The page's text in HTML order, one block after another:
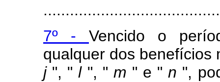
7º - Vencido o
qualquer dos
j ", "l ", " m " e "n ",